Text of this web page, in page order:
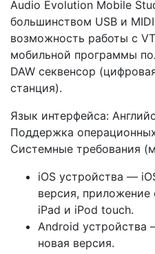
Audio Evolution Mobile
большинством USB и
возможность работы с
мобильной программы
DAW секвенсор
станция).
Язык интерфейса:
Поддержка
Системные требования
iOS устройства —
версия, приложение
iPad и iPod touch.
Android устройства
новая версия.